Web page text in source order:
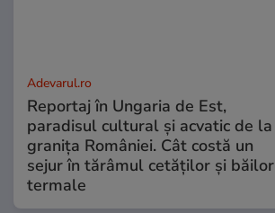
Adevarul.ro
Reportaj în Ungaria de Est,
paradisul cultural și acvatic de la
granița României. Cât costă un
sejur în tărâmul cetăților și băilor
termale